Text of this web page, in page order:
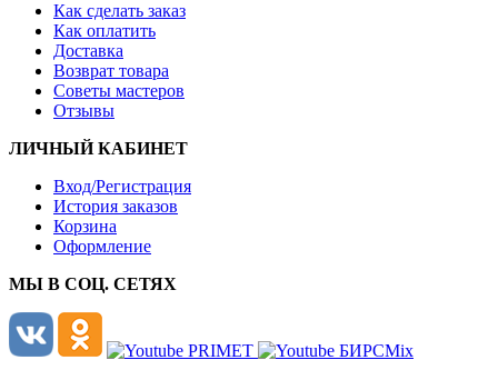
Как сделать заказ
Как оплатить
Доставка
Возврат товара
Советы мастеров
Отзывы
ЛИЧНЫЙ КАБИНЕТ
Вход/Регистрация
История заказов
Корзина
Оформление
МЫ В СОЦ. СЕТЯХ